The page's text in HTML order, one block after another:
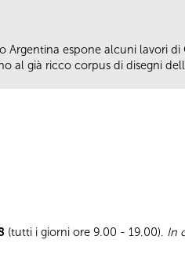
Argentina espone alcuni lavori
al già ricco corpus di disegni
(tutti i giorni ore 9.00 - 19.00). In